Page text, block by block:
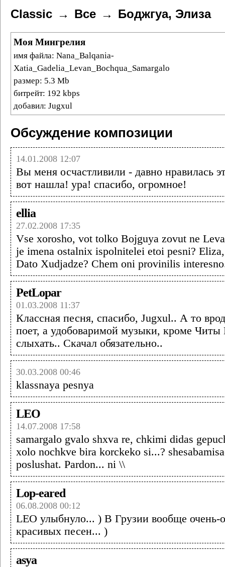
Classic Все Боджгуа, Элиза
Моя Мингрелия
имя файла: Nana_Balqania-
Xatia_Gadelia_Levan_Bochqua_Samargalo
размер: 5.3 Mb
битрейт: 192 kbps
добавил: Jugxul
Обсуждение композиции
14.01.2008 12:07
Вы меня осчастливили - давно нравилась
вот нашла! ура! спасибо, огромное!
ellia
27.02.2008 17:35
Vse xorosho, vot tolko Bojguya zovut ne
je imena ostalnix ispolnitelei etoi pesni?
Dato Xudjadze? Chem oni provinilis
PetLopar
01.03.2008 11:37
Классная песня, спасибо, Jugxul.. А то
поет, а удобоваримой музыки, кроме
слыхать.. Скачал обязательно..
30.03.2008 00:46
klassnaya pesnya
LEO
14.07.2008 17:58
samargalo gvalo shxva re, chkimi didas
xolo nochkve bira korckeko si...?
poslushat. Pardon... ni \\
Lop-eared
06.08.2008 00:12
LEO улыбнуло... ) В Грузии вообще очень-
красивых песен... )
asya